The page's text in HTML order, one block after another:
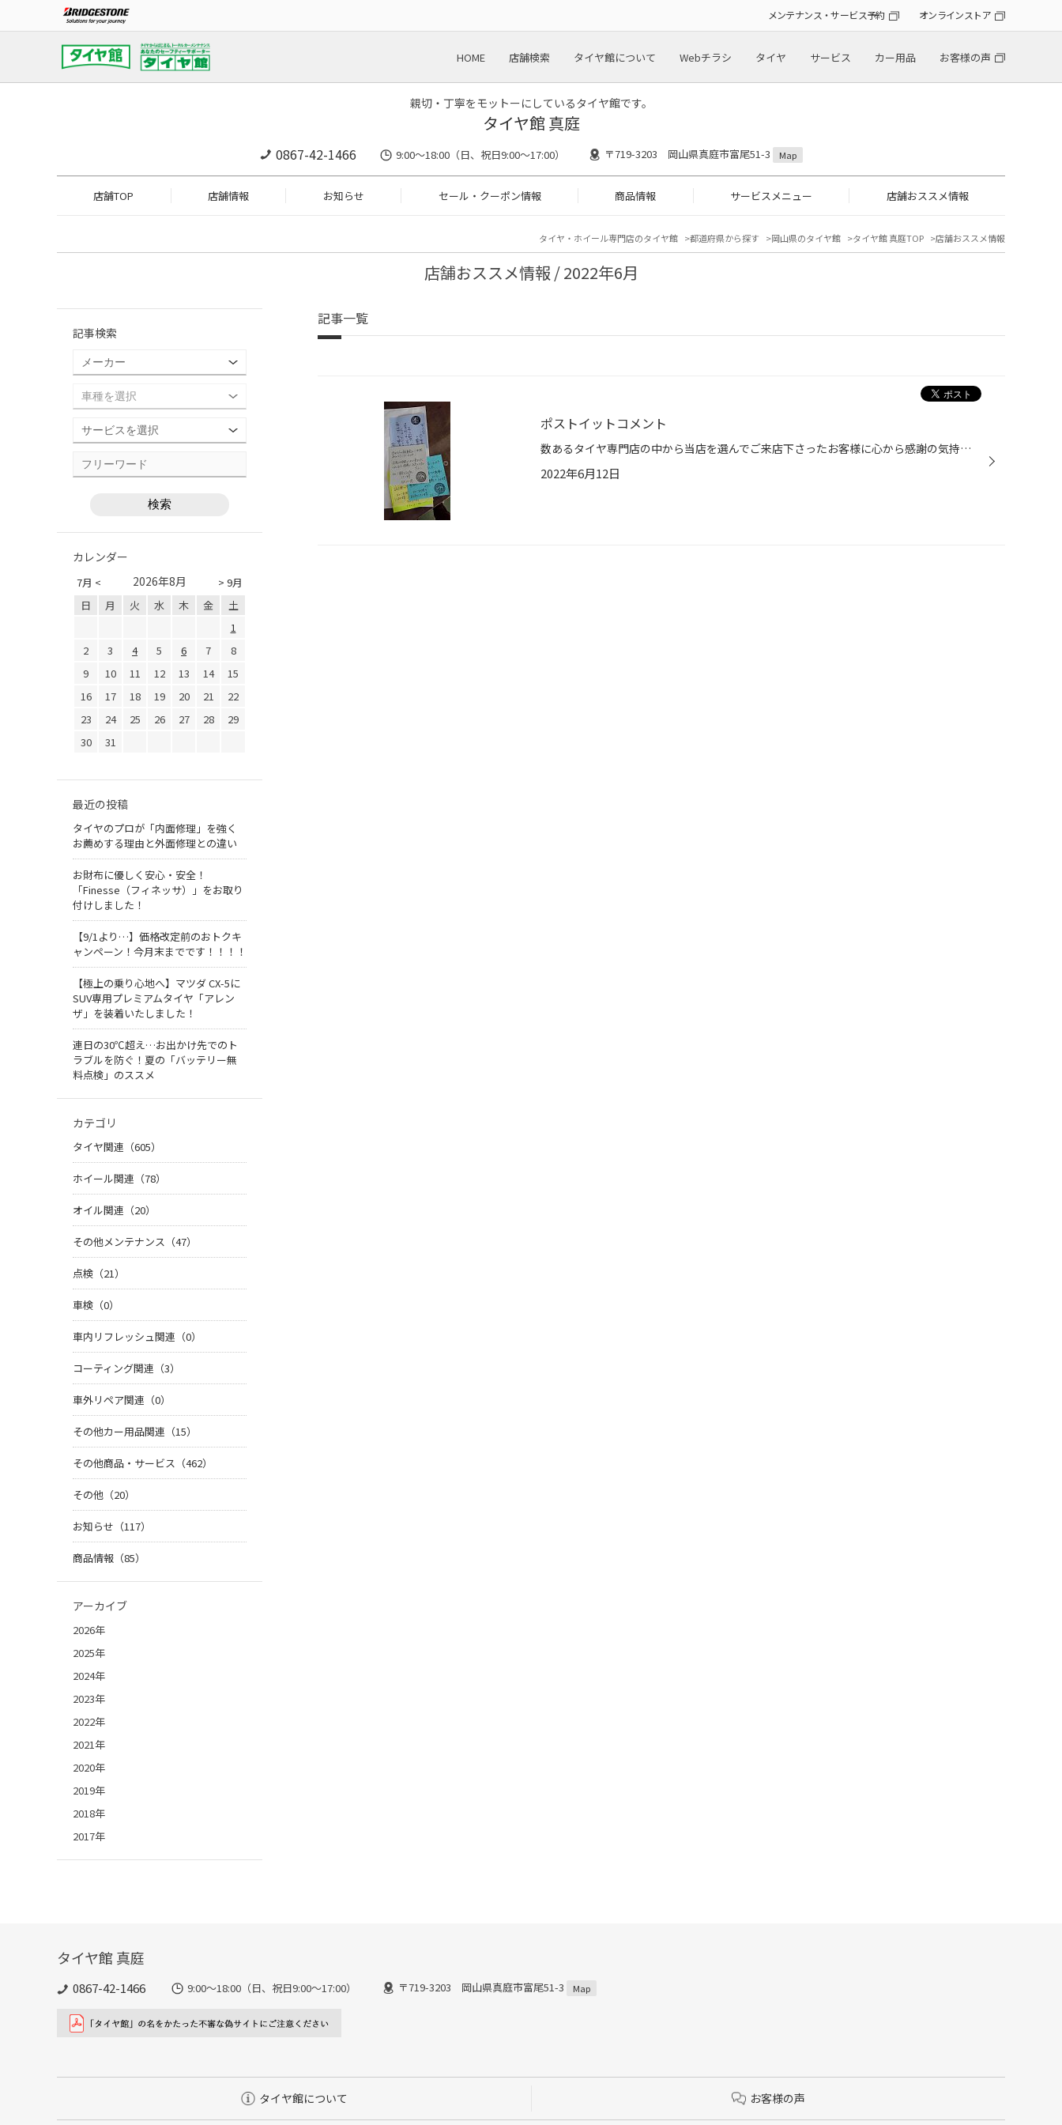
メンテナンス・サービス予約 オンラインストア
HOME 店舗検索 タイヤ館について Webチラシ タイヤ サービス カー用品 お客様の声
親切・丁寧をモットーにしているタイヤ館です。
タイヤ館 真庭
0867-42-1466 9:00～18:00（日、祝日9:00～17:00） 〒719-3203 岡山県真庭市富尾51-3 Map
店舗TOP 店舗情報 お知らせ セール・クーポン情報 商品情報 サービスメニュー 店舗おススメ情報
タイヤ・ホイール専門店のタイヤ館 都道府県から探す 岡山県のタイヤ館 タイヤ館 真庭TOP 店舗おススメ情報
店舗おススメ情報 / 2022年6月
記事一覧
ポストイットコメント
数あるタイヤ専門店の中から当店を選んでご来店下さったお客様に心から感謝の気持ちを持ってポストイットを書いて車内にはらせていただいています。 ある日こうして メンテナスパスに貼って保存してくださってるお客様がいらして感動しました。 引き続き「親切・丁寧」がモットーのタイヤ専門店とし...
2022年6月12日
記事検索
カレンダー
7月 < > 9月
2026年8月
日 月 火 水 木 金
土
1
2
3 4 5 6 7
8
9
10 11 12 13 14
15
16
17 18 19 20 21
22
23
24 25 26 27 28
29
30
31
最近の投稿
タイヤのプロが「内面修理」を強く
お薦めする理由と外面修理との違い
お財布に優しく安心・安全！
「Finesse（フィネッサ）」をお取り
付けしました！
【9/1より…】価格改定前のおトクキ
ャンペーン！今月末までです！！！！
【極上の乗り心地へ】マツダ CX-5に
SUV専用プレミアムタイヤ「アレン
ザ」を装着いたしました！
連日の30℃超え…お出かけ先でのト
ラブルを防ぐ！夏の「バッテリー無
料点検」のススメ
カテゴリ
タイヤ関連（605）
ホイール関連（78）
オイル関連（20）
その他メンテナンス（47）
点検（21）
車検（0）
車内リフレッシュ関連（0）
コーティング関連（3）
車外リペア関連（0）
その他カー用品関連（15）
その他商品・サービス（462）
その他（20）
お知らせ（117）
商品情報（85）
アーカイブ
2026年
2025年
2024年
2023年
2022年
2021年
2020年
2019年
2018年
2017年
タイヤ館 真庭
0867-42-1466 9:00～18:00（日、祝日9:00～17:00） 〒719-3203 岡山県真庭市富尾51-3 Map
タイヤ館について お客様の声